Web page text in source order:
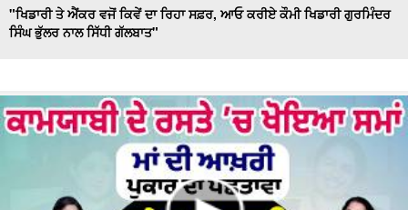
"ਖਿਡਾਰੀ ਤੇ ਐਂਕਰ ਵਜੋਂ ਕਿਵੇਂ ਦਾ ਰਿਹਾ ਸਫ਼ਰ, ਆਓ ਕਰੀਏ ਕੌਮੀ ਖਿਡਾਰੀ ਗੁਰਮਿੰਦਰ
ਸਿੰਘ ਭੁੱਲਰ ਨਾਲ ਸਿੱਧੀ ਗੱਲਬਾਤ"